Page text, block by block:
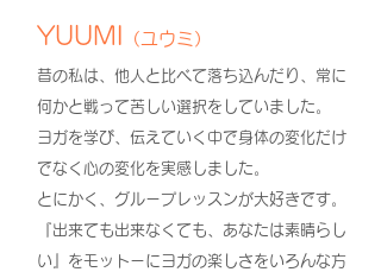
YUUMI （ユウミ）
昔の私は、他人と比べて落ち込んだり、常に
何かと戦って苦しい選択をしていました。
ヨガを学び、伝えていく中で身体の変化だけ
でなく心の変化を実感しました。
とにかく、グループレッスンが大好きです。
『出来ても出来なくても、あなたは素晴らし
い』をモットーにヨガの楽しさをいろんな方